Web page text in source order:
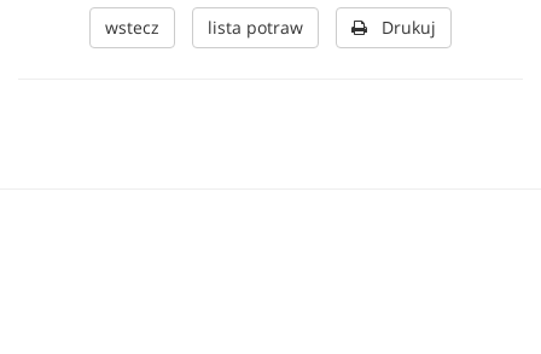
wstecz lista potraw Drukuj